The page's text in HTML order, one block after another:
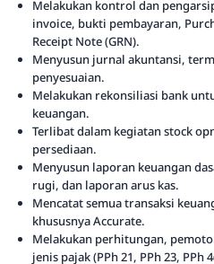
Melakukan kontrol dan
invoice, bukti pembayaran,
Receipt Note (GRN).
Menyusun jurnal akuntansi,
penyesuaian.
Melakukan rekonsiliasi bank
keuangan.
Terlibat dalam kegiatan stock
persediaan.
Menyusun laporan keuangan
rugi, dan laporan arus kas.
Mencatat semua transaksi
khususnya Accurate.
Melakukan perhitungan,
jenis pajak (PPh 21, PPh 23, PPh